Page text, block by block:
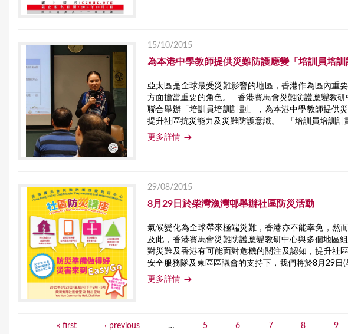
15/10/2015
為本港中學教師提供災難防護應變「培訓員培訓
亞太區是全球最受災難影響的地區，香港作為區內重
方面擔當重要的角色。 香港賽馬會災難防護應變教研
聯合舉辦「培訓員培訓計劃」，為本港中學教師提供
提升社區抗災能力及災難防護意識。 「培訓員培訓計
更多詳情
29/08/2015
8月29日於柴灣漁灣邨舉辦社區防災活動
氣候變化為全球帶來極端災難，香港亦不能幸免，
及此，香港賽馬會災難防護應變教研中心與多個地區
對災難及香港有可能面對危機的關注及認知，提升
安全服務隊及東區區議會的支持下，我們將於8月29日
更多詳情
« first ‹ previous … 5 6 7 8 9